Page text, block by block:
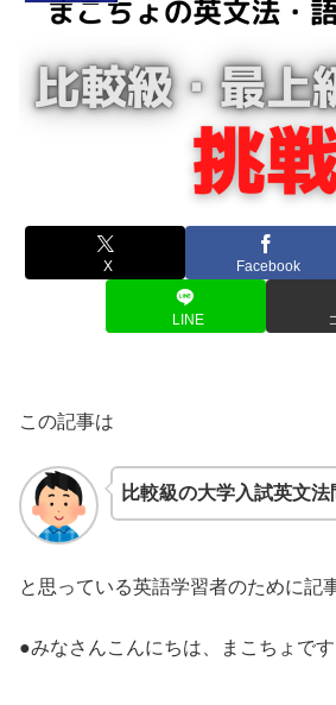
X Facebook
LINE
この記事は
比較級の大学入試英文法
と思っている英語学習者のために記
●みなさんこんにちは、まこちょです